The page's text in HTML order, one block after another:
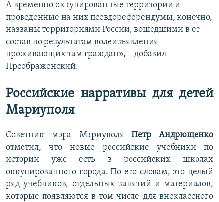
А временно оккупированные территории и
проведенные на них псевдореферендумы, конечно,
названы территориями России, вошедшими в ее
состав по результатам волеизъявления
проживающих там граждан», – добавил
Преображенский.
Российские нарративы для детей
Мариуполя
Советник мэра МариуполяПетр Андрющенко
отметил, что новые российские учебники по
истории уже есть в российских школах
оккупированного города. По его словам, это целый
ряд учебников, отдельных занятий и материалов,
которые появляются в том числе для внеклассного